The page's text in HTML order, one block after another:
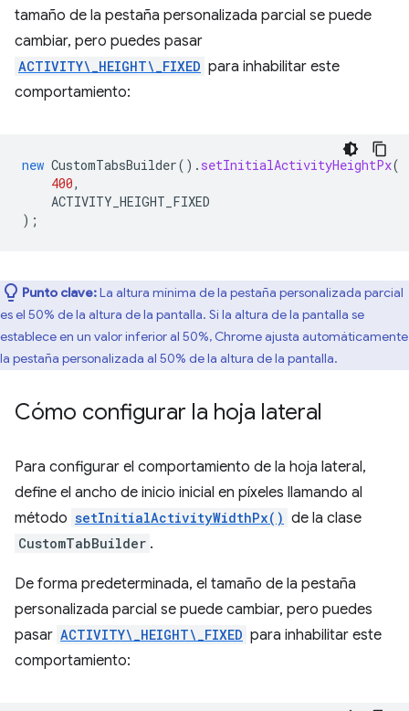
tamaño de la pestaña personalizada parcial se puede
cambiar, pero puedes pasar
ACTIVITY\_HEIGHT\_FIXED para inhabilitar este
comportamiento:
new CustomTabsBuilder(). setInitialActivityHeightPx(
400,
ACTIVITY_HEIGHT_FIXED
);
Punto clave:La altura mínima de la pestaña personalizada parcial
es el 50% de la altura de la pantalla. Si la altura de la pantalla se
establece en un valor inferior al 50%, Chrome ajusta automáticamente
la pestaña personalizada al 50% de la altura de la pantalla.
Cómo configurar la hoja lateral
Para configurar el comportamiento de la hoja lateral,
define el ancho de inicio inicial en píxeles llamando al
método setInitialActivityWidthPx() de la clase
CustomTabBuilder .
De forma predeterminada, el tamaño de la pestaña
personalizada parcial se puede cambiar, pero puedes
pasar ACTIVITY\_HEIGHT\_FIXED para inhabilitar este
comportamiento: